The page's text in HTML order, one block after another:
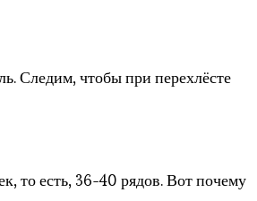
Следим, чтобы при перехлёсте
то есть, 36-40 рядов. Вот почему